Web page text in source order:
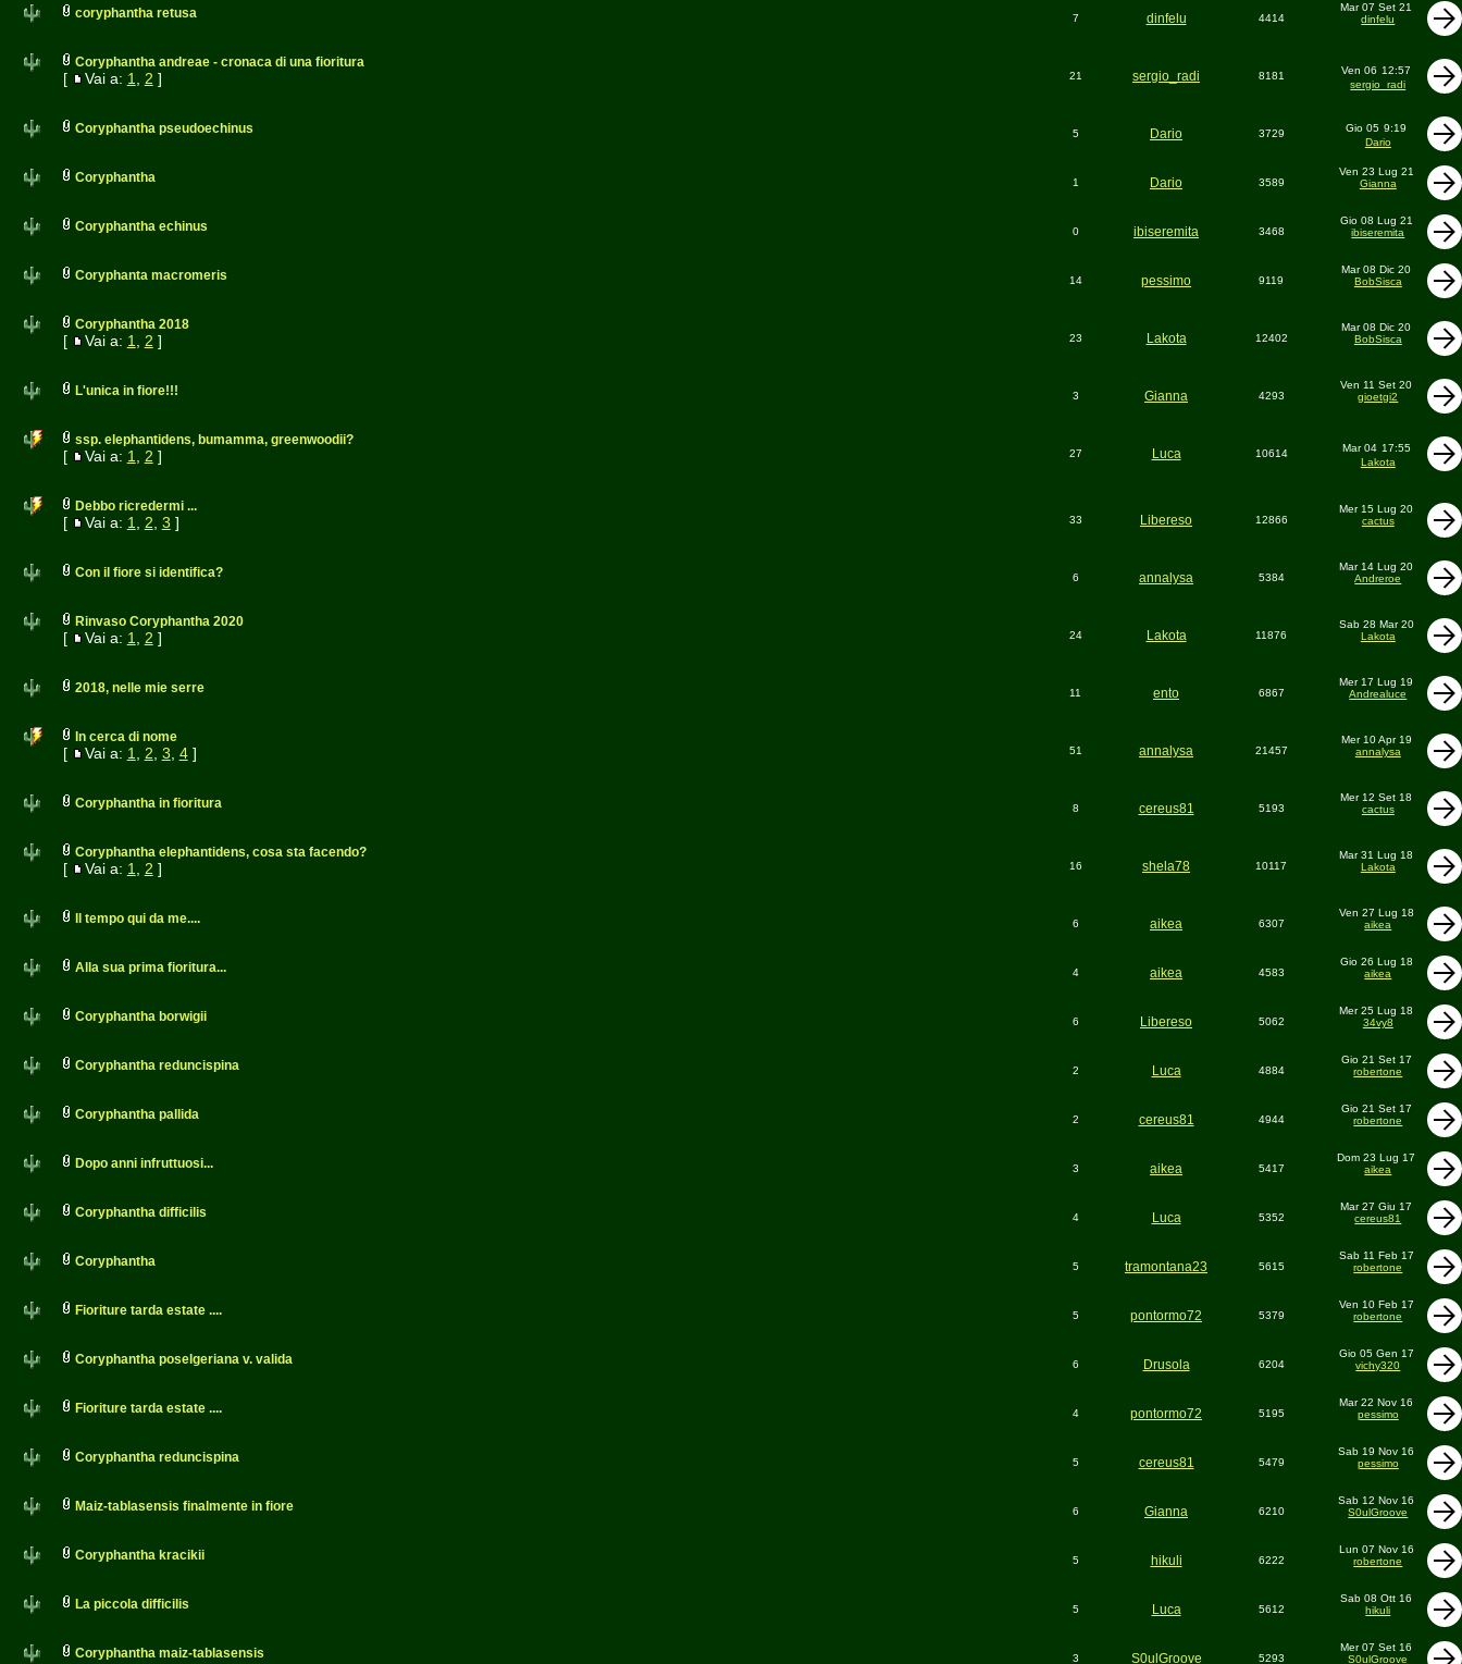
coryphantha retusa 7 dinfelu 4414
Mar 07 Set 21
dinfelu
Coryphantha andreae - cronaca di una fioritura
[ Vai a: 1 2 ] 21 sergio_radi 8181 Ven 06 12:57
sergio_radi
Coryphantha pseudoechinus 5 Dario 3729 Gio 05 9:19
Dario
Coryphantha 1 Dario 3589
Ven 23 Lug 21
Gianna
Coryphantha echinus 0 ibiseremita 3468
Gio 08 Lug 21
ibiseremita
Coryphanta macromeris 14 pessimo 9119
Mar 08 Dic 20
BobSisca
Coryphantha 2018
[ Vai a: 1 2 ] 23 Lakota 12402
Mar 08 Dic 20
BobSisca
L'unica in fiore!!! 3 Gianna 4293
Ven 11 Set 20
gioetgi2
ssp. elephantidens, bumamma, greenwoodii?
[ Vai a: 1 2 ] 27 Luca 10614 Mar 04 17:55
Lakota
Debbo ricredermi ...
[ Vai a: 1 2 3 ] 33 Libereso 12866
Mer 15 Lug 20
cactus
Con il fiore si identifica? 6 annalysa 5384
Mar 14 Lug 20
Andreroe
Rinvaso Coryphantha 2020
[ Vai a: 1 2 ] 24 Lakota 11876
Sab 28 Mar 20
Lakota
2018, nelle mie serre 11 ento 6867
Mer 17 Lug 19
Andrealuce
In cerca di nome
[ Vai a: 1 2 3 4] 51 annalysa 21457
Mer 10 Apr 19
annalysa
Coryphantha in fioritura 8 cereus81 5193
Mer 12 Set 18
cactus
Coryphantha elephantidens, cosa sta facendo?
[ Vai a: 1 2 ] 16 shela78 10117
Mar 31 Lug 18
Lakota
Il tempo qui da me.... 6 aikea 6307
Ven 27 Lug 18
aikea
Alla sua prima fioritura... 4 aikea 4583
Gio 26 Lug 18
aikea
Coryphantha borwigii 6 Libereso 5062
Mer 25 Lug 18
34vy8
Coryphantha reduncispina 2 Luca 4884
Gio 21 Set 17
robertone
Coryphantha pallida 2 cereus81 4944
Gio 21 Set 17
robertone
Dopo anni infruttuosi... 3 aikea 5417
Dom 23 Lug 17
aikea
Coryphantha difficilis 4 Luca 5352
Mar 27 Giu 17
cereus81
Coryphantha 5 tramontana23 5615
Sab 11 Feb 17
robertone
Fioriture tarda estate .... 5 pontormo72 5379
Ven 10 Feb 17
robertone
Coryphantha poselgeriana v. valida 6 Drusola 6204
Gio 05 Gen 17
vichy320
Fioriture tarda estate .... 4 pontormo72 5195
Mar 22 Nov 16
pessimo
Coryphantha reduncispina 5 cereus81 5479
Sab 19 Nov 16
pessimo
Maiz-tablasensis finalmente in fiore 6 Gianna 6210
Sab 12 Nov 16
S0ulGroove
Coryphantha kracikii 5 hikuli 6222
Lun 07 Nov 16
robertone
La piccola difficilis 5 Luca 5612
Sab 08 Ott 16
hikuli
Coryphantha maiz-tablasensis 3 S0ulGroove 5293
Mer 07 Set 16
S0ulGroove